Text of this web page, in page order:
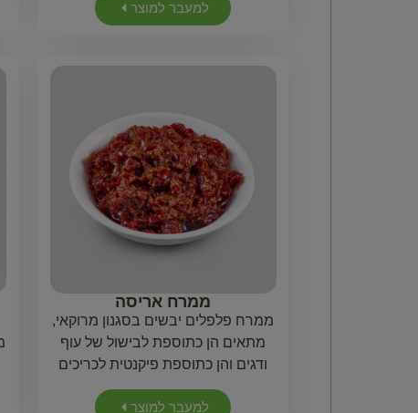
למעבר למוצר
ממרח אריסה
ממרח פלפלים יבשים בסגנון מרוקאי,
מתאים הן כתוספת לבישול של עוף
ודגים והן כתוספת פיקנטית לכריכים
למעבר למוצר